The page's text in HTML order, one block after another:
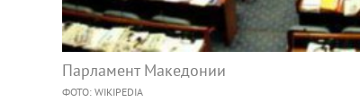
Парламент Македонии
ФОТО: WIKIPEDIA